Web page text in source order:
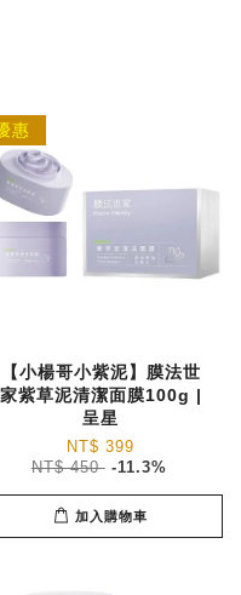
惠
【小楊哥小紫泥】膜法世
家紫草泥清潔面膜100g |
呈星
NT$ 399
NT$ 450 -11.3%
加入購物車